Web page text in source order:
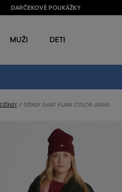
DARČEKOVÉ POUKÁŽKY
MUŽI DETI
DŽÍNSY DŽÍNSY GANT FLARE COLOR JEANS